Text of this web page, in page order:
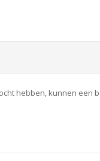
hebben, kunnen een